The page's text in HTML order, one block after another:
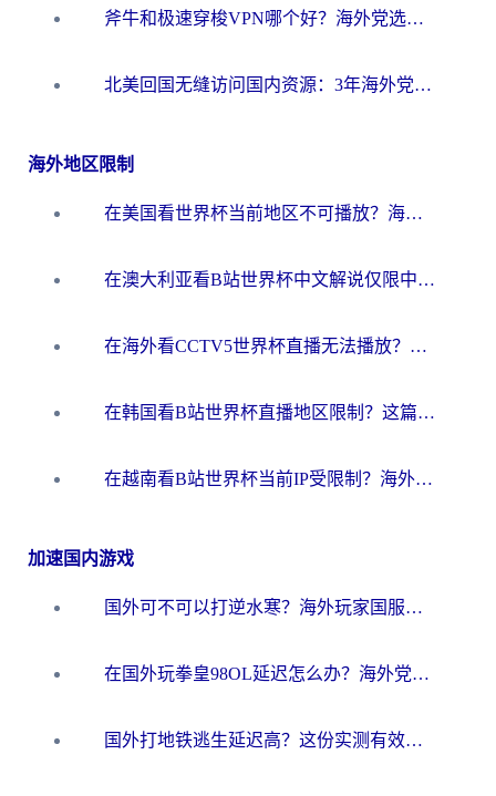
斧牛和极速穿梭VPN哪个好？海外党选回国加速器必看的真实对比与避坑指南
北美回国无缝访问国内资源：3年海外党亲测的加速器选择指南
海外地区限制
在美国看世界杯当前地区不可播放？海外党体育观赛终极指南来了！
在澳大利亚看B站世界杯中文解说仅限中国大陆？这篇指南帮你打破限制看遍赛事
在海外看CCTV5世界杯直播无法播放？这篇指南让你和国内球迷同步呐喊
在韩国看B站世界杯直播地区限制？这篇指南让你告别“当前地区不可播放”
在越南看B站世界杯当前IP受限制？海外党体育观赛终极指南来了
加速国内游戏
国外可不可以打逆水寒？海外玩家国服畅玩终极指南（附漫威荒野乱斗加速方案）
在国外玩拳皇98OL延迟怎么办？海外党亲测有效的低延迟指南
国外打地铁逃生延迟高？这份实测有效的低延迟指南帮你吃鸡